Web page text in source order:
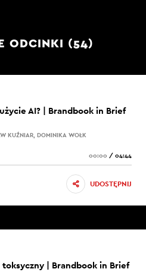
ODCINKI (54)
AI? | Brandbook in Brief
KUŹNIAR, DOMINIKA WOŁK
00:00 / 04:44
UDOSTĘPNIJ
| Brandbook in Brief